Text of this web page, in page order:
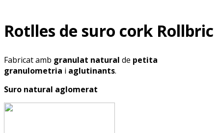
Rotlles de suro cork Rollbric
Fabricat amb granulat natural de petita
granulometria i aglutinants.
Suro natural aglomerat